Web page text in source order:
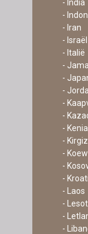
- India
-
- Iran
- Israël
- Italië
-
-
-
-
-
- Kenia
-
-
-
-
- Laos
-
-
-